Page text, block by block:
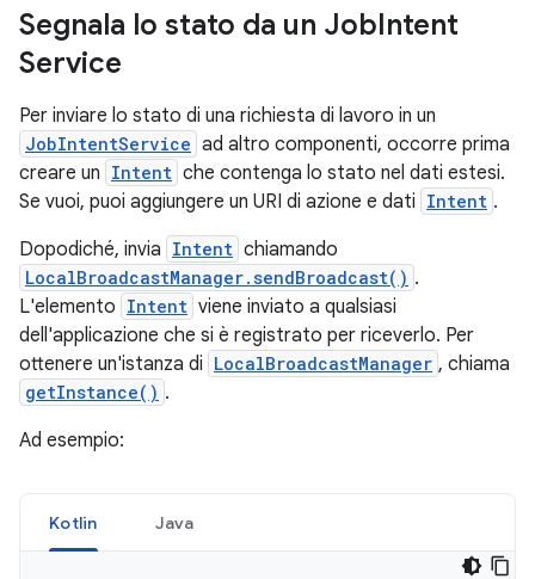
Segnala lo stato da un JobIntent
Service
Per inviare lo stato di una richiesta di lavoro in un
JobIntentService ad altro componenti, occorre prima
creare un Intent che contenga lo stato nel dati estesi.
Se vuoi, puoi aggiungere un URI di azione e dati Intent .
Dopodiché, invia Intent chiamando
LocalBroadcastManager.sendBroadcast() .
L'elemento Intent viene inviato a qualsiasi
dell'applicazione che si è registrato per riceverlo. Per
ottenere un'istanza di LocalBroadcastManager , chiama
getInstance() .
Ad esempio:
Kotlin Java